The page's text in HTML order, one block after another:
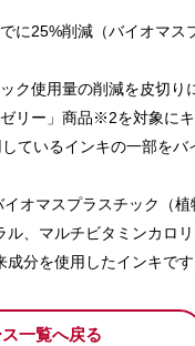
に25%削減（バイオマ
ク使用量の削減を皮切
リー」商品※2を対象に
ているインキの一部を
マスプラスチック（植
、マルチビタミンカロリ
分を使用したインキです
一覧へ戻る